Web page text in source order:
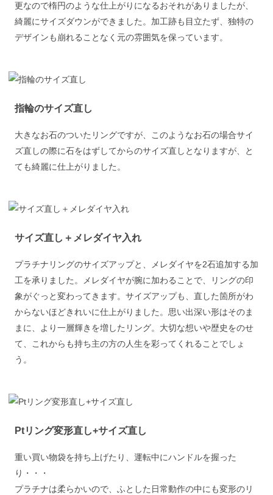
更なので楕円のような仕上がりになるおそれがありましたが、
綺麗にサイズダウンができました。加工跡も目立たず、独特の
デザインも崩れることなく元の雰囲気を保っています。
指輪のサイズ直し
大きなお石のついたリングですが、このようなお石の場合サイ
ズ直しの際に石をはずしてからのサイズ直しとなりますが、と
ても綺麗に仕上がりました。
サイズ直し＋メレダイヤ入れ
プラチナリングのサイズアップと、メレダイヤを2石追加する加
工を承りました。メレダイヤが腕に加わることで、リングの印
象がぐっと変わってきます。サイズアップも、直した箇所がわ
からないほどきれいに仕上がりました。思い出深い形はそのま
まに、より一層輝きを増したリング。大切な想いや歴史をのせ
て、これからも持ち主の方の人生を彩ってくれることでしょ
う。
Ptリング変形直し+サイズ直し
重い買い物袋を持ち上げたり、運転中にハンドルを握った
り・・・
プラチナは柔らかいので、ふとした日常動作の中にも変形のリ